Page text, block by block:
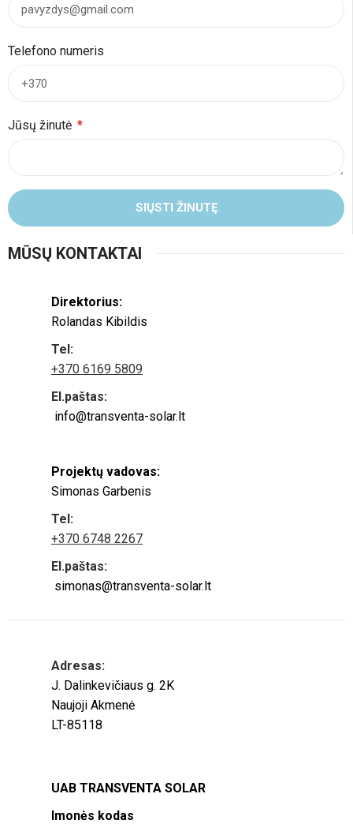
Telefono numeris
Jūsų žinutė
SIŲSTI ŽINUTĘ
MŪSŲ KONTAKTAI
Direktorius:
Rolandas Kibildis
Tel:
+370 6169 5809
El.paštas:
info@transventa-solar.lt
Projektų vadovas:
Simonas Garbenis
Tel:
+370 6748 2267
El.paštas:
simonas@transventa-solar.lt
Adresas:
J. Dalinkevičiaus g. 2K
Naujoji Akmenė
LT-85118
UAB TRANSVENTA SOLAR
Imonės kodas